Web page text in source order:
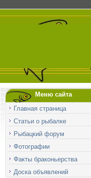
Меню сайта
Главная страница
Статьи о рыбалке
Рыбацкий форум
Фотографии
Факты браконьерства
Доска объявлений